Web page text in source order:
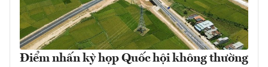
Điểm nhấn kỳ họp Quốc hội không thường